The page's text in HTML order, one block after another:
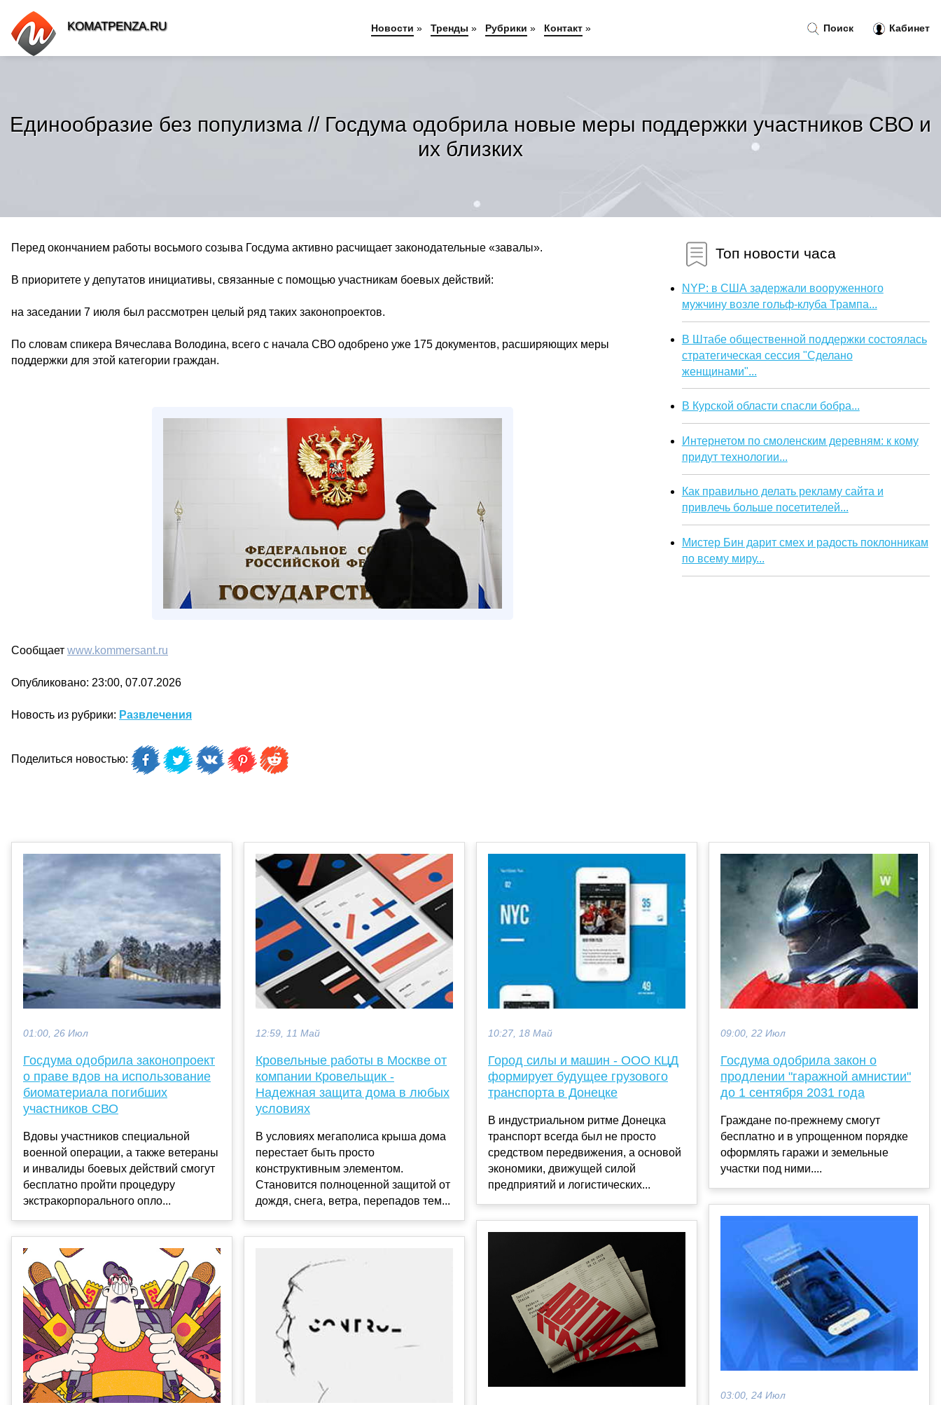
Единообразие без популизма // Госдума одобрила новые меры поддержки участников СВО и
их близких
Перед окончанием работы восьмого созыва Госдума активно расчищает законодательные «завалы».
В приоритете у депутатов инициативы, связанные с помощью участникам боевых действий:
на заседании 7 июля был рассмотрен целый ряд таких законопроектов.
По словам спикера Вячеслава Володина, всего с начала СВО одобрено уже 175 документов, расширяющих меры
поддержки для этой категории граждан.
Сообщает www.kommersant.ru
Опубликовано: 23:00, 07.07.2026
Новость из рубрики: Развлечения
Поделиться новостью:
Топ новости часа
NYP: в США задержали вооруженного
мужчину возле гольф-клуба Трампа...
В Штабе общественной поддержки состоялась
стратегическая сессия "Сделано
женщинами"...
В Курской области спасли бобра...
Интернетом по смоленским деревням: к кому
придут технологии...
Как правильно делать рекламу сайта и
привлечь больше посетителей...
Мистер Бин дарит смех и радость поклонникам
по всему миру...
01:00, 26 Июл
Госдума одобрила законопроект
о праве вдов на использование
биоматериала погибших
участников СВО
Вдовы участников специальной
военной операции, а также ветераны
и инвалиды боевых действий смогут
бесплатно пройти процедуру
экстракорпорального опло...
12:59, 11 Май
Кровельные работы в Москве от
компании Кровельщик -
Надежная защита дома в любых
условиях
В условиях мегаполиса крыша дома
перестает быть просто
конструктивным элементом.
Становится полноценной защитой от
дождя, снега, ветра, перепадов тем...
10:27, 18 Май
Город силы и машин - ООО КЦД
формирует будущее грузового
транспорта в Донецке
В индустриальном ритме Донецка
транспорт всегда был не просто
средством передвижения, а основой
экономики, движущей силой
предприятий и логистических...
09:00, 22 Июл
Госдума одобрила закон о
продлении "гаражной амнистии"
до 1 сентября 2031 года
Граждане по-прежнему смогут
бесплатно и в упрощенном порядке
оформлять гаражи и земельные
участки под ними....
03:00, 24 Июл
Поиск Кабинет
KOMATPENZA.RU Новости » Тренды » Рубрики » Контакт »